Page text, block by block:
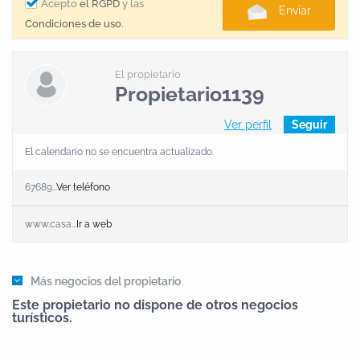
Acepto el RGPD y las
Condiciones de uso.
Enviar
El propietario
Propietario1139
Ver perfil Seguir
El calendario no se encuentra actualizado.
67689...Ver teléfono
www.casa... Ir a web
Más negocios del propietario
Este propietario no dispone de otros negocios
turísticos.